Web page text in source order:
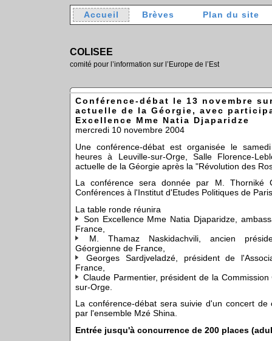
Accueil Brèves Plan du site
COLISEE
comité pour l’information sur l’Europe de l’Est
Conférence-débat le 13 novembre
actuelle de la Géorgie, avec
Excellence Mme Natia Djaparidze
mercredi 10 novembre 2004
Une conférence-débat est organisée le
heures à Leuville-sur-Orge, Salle Florence-
actuelle de la Géorgie après la "Révolution des
La conférence sera donnée par M. Thorniké
Conférences à l'Institut d'Etudes Politiques de
La table ronde réunira
Son Excellence Mme Natia Djaparidze,
France,
M. Thamaz Naskidachvili, ancien
Géorgienne de France,
Georges Sardjveladzé, président de
France,
Claude Parmentier, président de la
sur-Orge.
La conférence-débat sera suivie d'un concert de
par l'ensemble Mzé Shina.
Entrée jusqu'à concurrence de 200 places